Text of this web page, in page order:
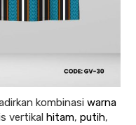
kombinasi warna
vertikal hitam, putih,